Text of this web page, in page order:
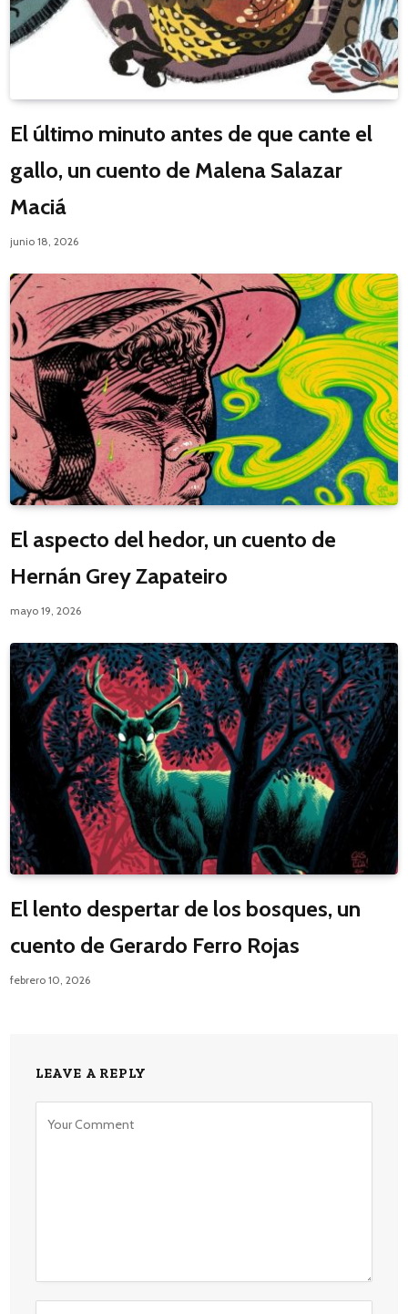
El último minuto antes de que cante el
gallo, un cuento de Malena Salazar
Maciá
junio 18, 2026
El aspecto del hedor, un cuento de
Hernán Grey Zapateiro
mayo 19, 2026
El lento despertar de los bosques, un
cuento de Gerardo Ferro Rojas
febrero 10, 2026
LEAVE A REPLY